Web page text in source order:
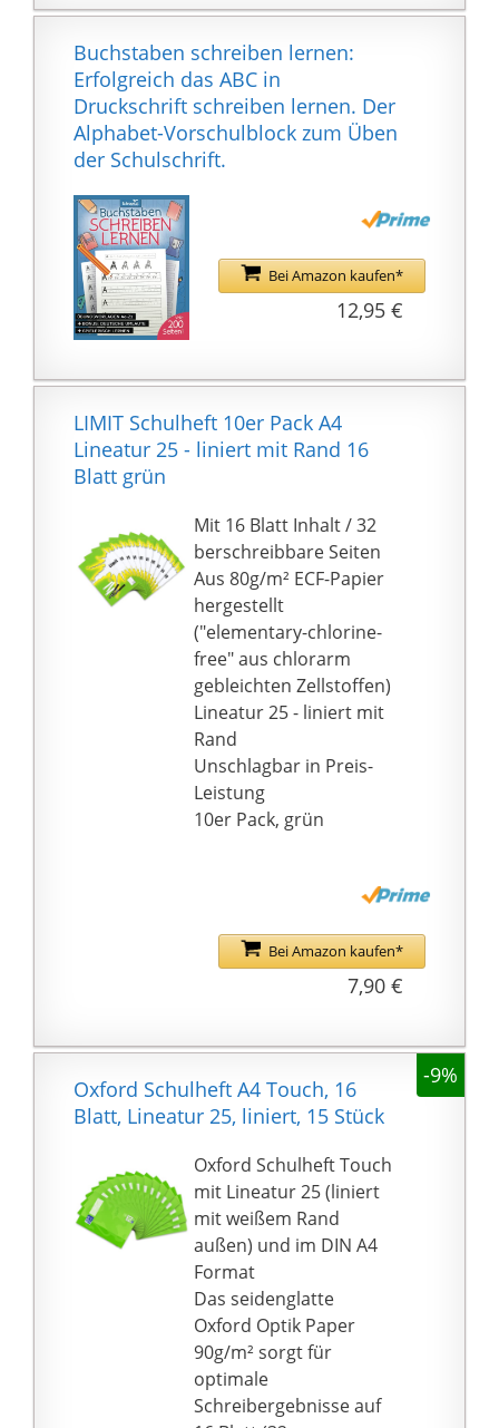
verhindern unschöne
Knicke
10er Pack bestehend
aus 10 Schulheften,
Lineatur 27, zertifiziert
mit dem EU-Ecolabel
Buchstaben schreiben lernen:
Erfolgreich das ABC in
Druckschrift schreiben lernen. Der
Alphabet-Vorschulblock zum Üben
der Schulschrift.
Bei Amazon kaufen*
12,95 €
LIMIT Schulheft 10er Pack A4
Lineatur 25 - liniert mit Rand 16
Blatt grün
Mit 16 Blatt Inhalt / 32
berschreibbare Seiten
Aus 80g/m² ECF-Papier
hergestellt
("elementary-chlorine-
free" aus chlorarm
gebleichten Zellstoffen)
Lineatur 25 - liniert mit
Rand
Unschlagbar in Preis-
Leistung
10er Pack, grün
Bei Amazon kaufen*
7,90 €
-9%
Oxford Schulheft A4 Touch, 16
Blatt, Lineatur 25, liniert, 15 Stück
Oxford Schulheft Touch
mit Lineatur 25 (liniert
mit weißem Rand
außen) und im DIN A4
Format
Das seidenglatte
Oxford Optik Paper
90g/m² sorgt für
optimale
Schreibergebnisse auf